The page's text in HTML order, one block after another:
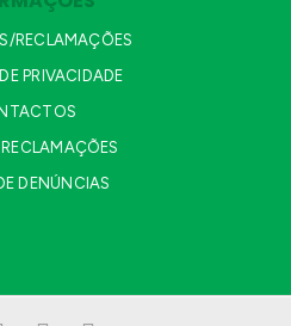
RECLAMAÇÕES
PRIVACIDADE
DENÚNCIAS